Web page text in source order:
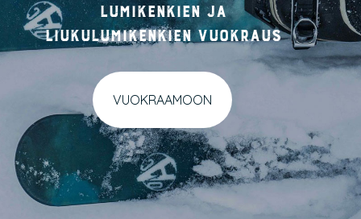
Lumikenkien ja
liukulumikenkien vuokraus
VUOKRAAMOON